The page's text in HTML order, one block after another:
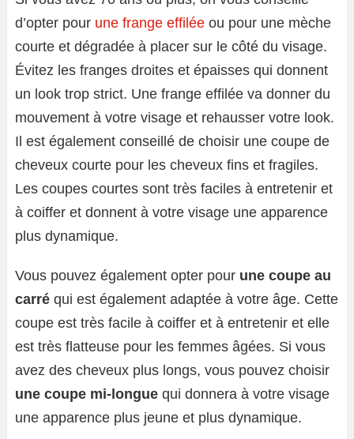
d’opter pour une frange effilée ou pour une mèche
courte et dégradée à placer sur le côté du visage.
Évitez les franges droites et épaisses qui donnent
un look trop strict. Une frange effilée va donner du
mouvement à votre visage et rehausser votre look.
Il est également conseillé de choisir une coupe de
cheveux courte pour les cheveux fins et fragiles.
Les coupes courtes sont très faciles à entretenir et
à coiffer et donnent à votre visage une apparence
plus dynamique.
Vous pouvez également opter pour une coupe au
carré qui est également adaptée à votre âge. Cette
coupe est très facile à coiffer et à entretenir et elle
est très flatteuse pour les femmes âgées. Si vous
avez des cheveux plus longs, vous pouvez choisir
une coupe mi-longue qui donnera à votre visage
une apparence plus jeune et plus dynamique.